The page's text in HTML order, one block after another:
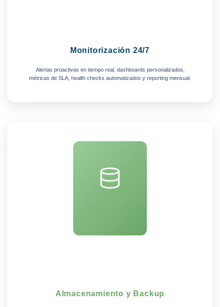
Monitorización 24/7
Alertas proactivas en tiempo real, dashboards personalizados,
métricas de SLA, health checks automatizados y reporting mensual.
Almacenamiento y Backup